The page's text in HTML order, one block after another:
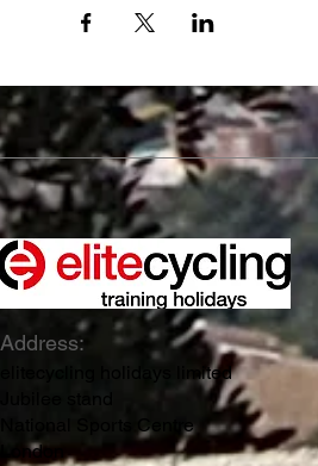
Address:
elitecycling holidays limited
National Sports Centre
London